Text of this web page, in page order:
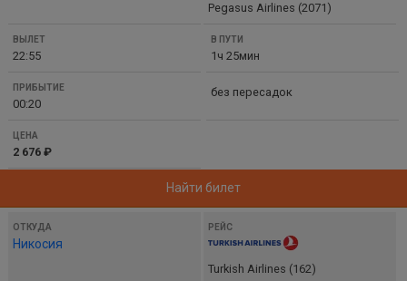
Pegasus Airlines (2071)
22:55 1ч 25мин
00:20
без пересадок
2 676 ₽
Найти билет
Никосия
Turkish Airlines (162)